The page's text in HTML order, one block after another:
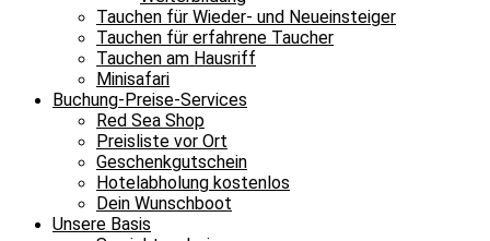
Tauchen für Wieder- und Neueinsteiger
Tauchen für erfahrene Taucher
Tauchen am Hausriff
Minisafari
Buchung-Preise-Services
Red Sea Shop
Preisliste vor Ort
Geschenkgutschein
Hotelabholung kostenlos
Dein Wunschboot
Unsere Basis